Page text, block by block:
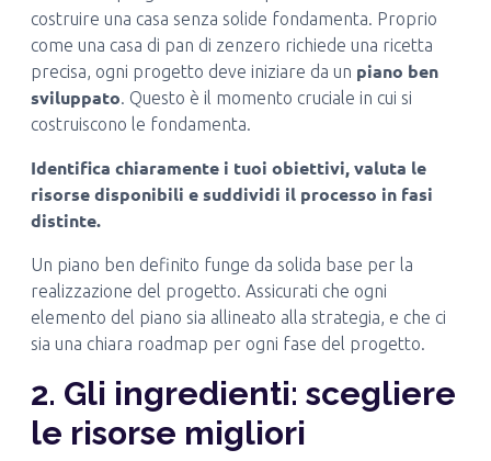
costruire una casa senza solide fondamenta. Proprio
come una casa di pan di zenzero richiede una ricetta
precisa, ogni progetto deve iniziare da un piano ben
sviluppato. Questo è il momento cruciale in cui si
costruiscono le fondamenta.
Identifica chiaramente i tuoi obiettivi, valuta le
risorse disponibili e suddividi il processo in fasi
distinte.
Un piano ben definito funge da solida base per la
realizzazione del progetto. Assicurati che ogni
elemento del piano sia allineato alla strategia, e che ci
sia una chiara roadmap per ogni fase del progetto.
2. Gli ingredienti: scegliere
le risorse migliori